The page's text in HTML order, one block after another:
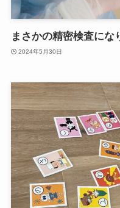
まさかの精密検査にな
2024年5月30日